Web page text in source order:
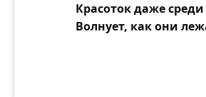
Красоток даже
Волнует, как они